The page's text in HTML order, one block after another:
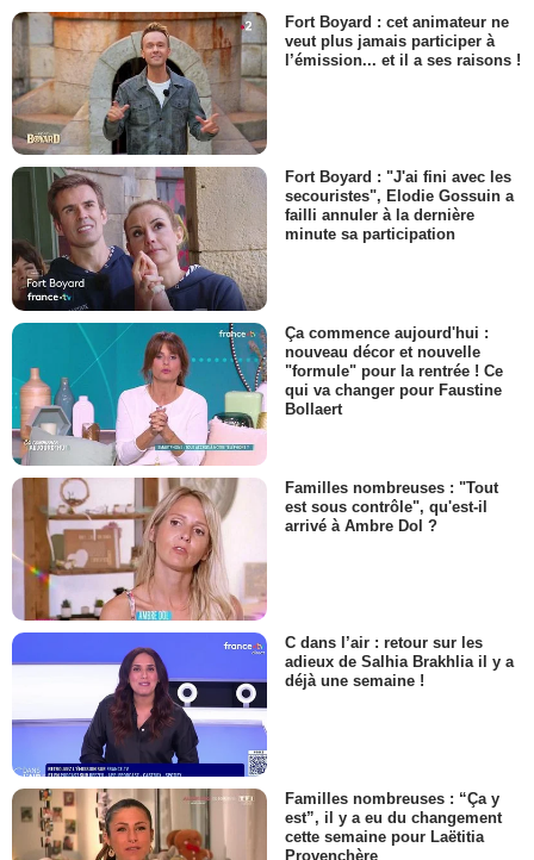
Fort Boyard : cet animateur ne
veut plus jamais participer à
l’émission... et il a ses raisons !
Fort Boyard : "J'ai fini avec les
secouristes", Elodie Gossuin a
failli annuler à la dernière
minute sa participation
Ça commence aujourd'hui :
nouveau décor et nouvelle
"formule" pour la rentrée ! Ce
qui va changer pour Faustine
Bollaert
Familles nombreuses : "Tout
est sous contrôle", qu'est-il
arrivé à Ambre Dol ?
C dans l’air : retour sur les
adieux de Salhia Brakhlia il y a
déjà une semaine !
Familles nombreuses : “Ça y
est”, il y a eu du changement
cette semaine pour Laëtitia
Provenchère